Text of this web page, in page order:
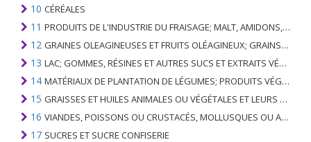
10 CÉRÉALES
11 PRODUITS DE L'INDUSTRIE DU FRAISAGE; MALT, AMIDONS, INULINE, GLUTEN DE BLÉ
12 GRAINES OLEAGINEUSES ET FRUITS OLÉAGINEUX; GRAINS DIVERS, GRAINES ET FRUITS, PLANTES INDUSTRIELLES OU MÉDICINALES; PAILLE ET FOURRAGE
13 LAC; GOMMES, RÉSINES ET AUTRES SUCS ET EXTRAITS VÉGÉTAUX
14 MATÉRIAUX DE PLANTATION DE LÉGUMES; PRODUITS VÉGÉTAUX NON DÉNOMMÉS NI COMPRIS AILLEURS
15 GRAISSES ET HUILES ANIMALES OU VÉGÉTALES ET LEURS PRODUITS DE CLIVAGE; GRAISSES ANIMALES PRÉPARÉES; CIRES ANIMALES OU VÉGÉTALES
16 VIANDES, POISSONS OU CRUSTACÉS, MOLLUSQUES OU AUTRES INVERTÉBRÉS AQUATIQUES; PRÉPARATIONS DE CELLES-CI
17 SUCRES ET SUCRE CONFISERIE